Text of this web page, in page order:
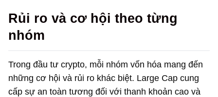
Rủi ro và cơ hội theo từng
nhóm
Trong đầu tư crypto, mỗi nhóm vốn hóa mang đến
những cơ hội và rủi ro khác biệt. Large Cap cung
cấp sự an toàn tương đối với thanh khoản cao và